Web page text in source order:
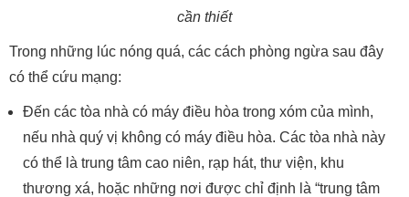
cần thiết
Trong những lúc nóng quá, các cách phòng ngừa sau đây
có thể cứu mạng:
Đến các tòa nhà có máy điều hòa trong xóm của mình,
nếu nhà quý vị không có máy điều hòa. Các tòa nhà này
có thể là trung tâm cao niên, rạp hát, thư viện, khu
thương xá, hoặc những nơi được chỉ định là “trung tâm